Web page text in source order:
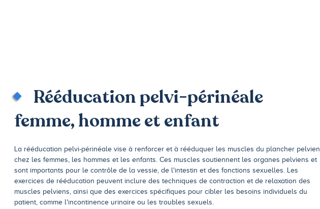
Rééducation pelvi-périnéale
femme, homme et enfant
La rééducation pelvi-périnéale vise à renforcer et à rééduquer les muscles du plancher pelvien
chez les femmes, les hommes et les enfants. Ces muscles soutiennent les organes pelviens et
sont importants pour le contrôle de la vessie, de l'intestin et des fonctions sexuelles. Les
exercices de rééducation peuvent inclure des techniques de contraction et de relaxation des
muscles pelviens, ainsi que des exercices spécifiques pour cibler les besoins individuels du
patient, comme l'incontinence urinaire ou les troubles sexuels.